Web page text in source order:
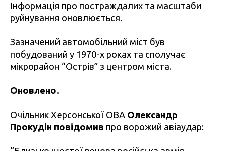
Інформація про постраждалих та масштаби
руйнування оновлюється.
Зазначений автомобільний міст був
побудований у 1970-х роках та сполучає
мікрорайон “Острів” з центром міста.
Оновлено.
Очільник Херсонської ОВА Олександр
Прокудін повідомив про ворожий авіаудар: